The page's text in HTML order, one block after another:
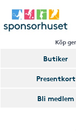
Köp
Butiker
Presentkort
Bli medlem